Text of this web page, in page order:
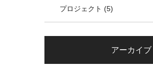
プロジェクト (5)
アーカイブ